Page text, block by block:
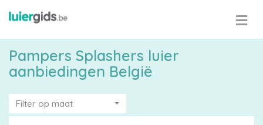
Pampers Splashers luier
aanbiedingen België
Filter op maat